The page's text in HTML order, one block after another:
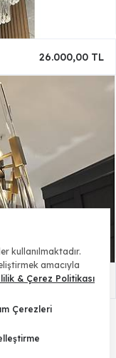
26.000,00 TL
25.040,00 TL
kullanılmaktadır.
amacıyla
& Çerez Politikası
Çerezleri